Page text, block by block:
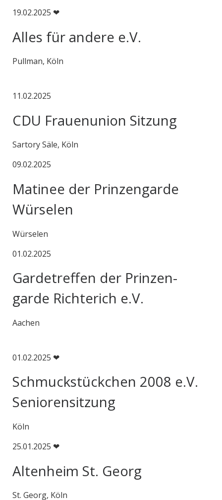
19.02.2025 ❤
Alles für andere e.V.
Pullman, Köln
11.02.2025
CDU Frauenunion Sitzung
Sartory Säle, Köln
09.02.2025
Matinee der Prinzengarde
Würselen
Würselen
01.02.2025
Gardetreffen der Prinzen-
garde Richterich e.V.
Aachen
01.02.2025 ❤
Schmuckstückchen 2008 e.V.
Seniorensitzung
Köln
25.01.2025 ❤
Altenheim St. Georg
St. Georg, Köln